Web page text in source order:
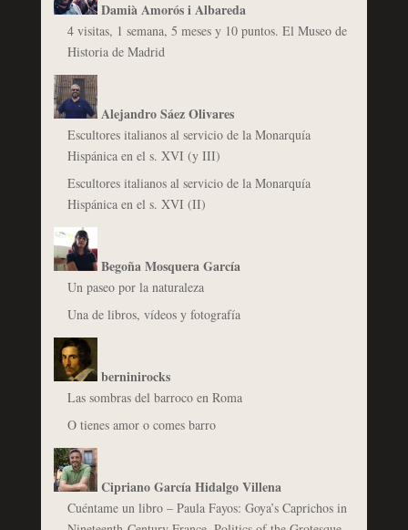
Damià Amorós i Albareda
4 visitas, 1 semana, 5 meses y 10 puntos. El Museo de
Historia de Madrid
Alejandro Sáez Olivares
Escultores italianos al servicio de la Monarquía
Hispánica en el s. XVI (y III)
Escultores italianos al servicio de la Monarquía
Hispánica en el s. XVI (II)
Begoña Mosquera García
Un paseo por la naturaleza
Una de libros, vídeos y fotografía
berninirocks
Las sombras del barroco en Roma
O tienes amor o comes barro
Cipriano García Hidalgo Villena
Cuéntame un libro – Paula Fayos: Goya’s Caprichos in